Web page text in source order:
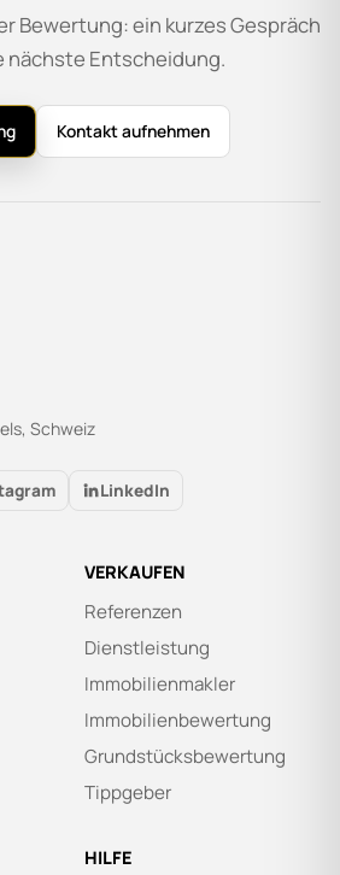
Bewertung: ein kurzes Gespräch
nächste Entscheidung.
Kontakt aufnehmen
Schweiz
LinkedIn
VERKAUFEN
Referenzen
Dienstleistung
Immobilienmakler
Immobilienbewertung
Grundstücksbewertung
Tippgeber
HILFE